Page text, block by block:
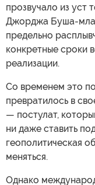
прозвучало из уст
Джорджа Буша-
предельно
конкретные сроки
реализации.
Со временем это
превратилось в
— постулат,
ни даже ставить
геополитическая
меняться.
Однако